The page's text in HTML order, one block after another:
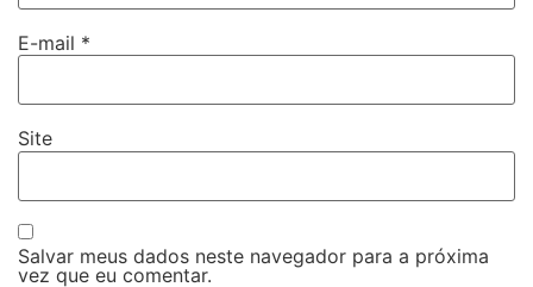
E-mail *
Site
Salvar meus dados neste navegador para a próxima
vez que eu comentar.